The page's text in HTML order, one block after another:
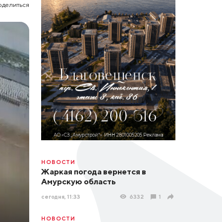
НОВОСТИ
Жаркая погода вернется в
Амурскую область
сегодня, 11:33 6332 1
НОВОСТИ